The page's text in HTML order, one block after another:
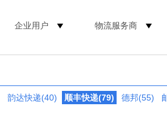
企业用户 物流服务商
韵达快递(40) 顺丰快递(79) 德邦(55)